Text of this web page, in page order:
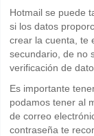
Hotmail se puede
si los datos
crear la cuenta, te
secundario, de no
verificación de
Es importante
podamos tener al
de correo
contraseña te